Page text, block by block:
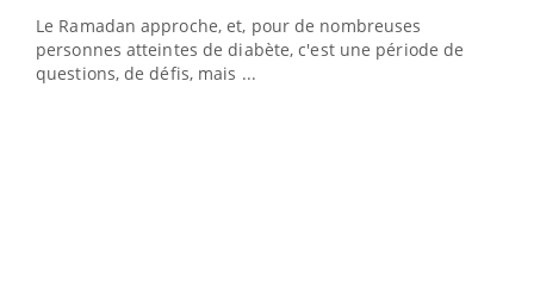
Le Ramadan approche, et, pour de nombreuses
personnes atteintes de diabète, c'est une période de
questions, de défis, mais ...